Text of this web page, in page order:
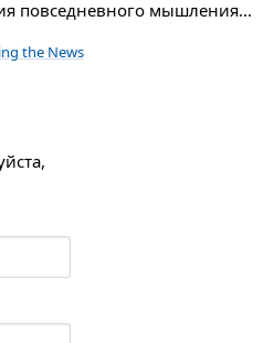
повсе­дневного мышления...
the News